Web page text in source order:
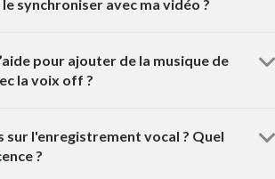
synchroniser avec ma vidéo ?
pour ajouter de la musique de
la voix off ?
sur l'enregistrement vocal ? Quel
?